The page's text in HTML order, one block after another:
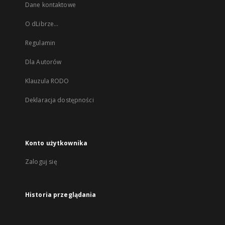
Dane kontaktowe
O dLibrze...
Regulamin
Dla Autorów
Klauzula RODO
Deklaracja dostępności
Konto użytkownika
Zaloguj się
Historia przeglądania